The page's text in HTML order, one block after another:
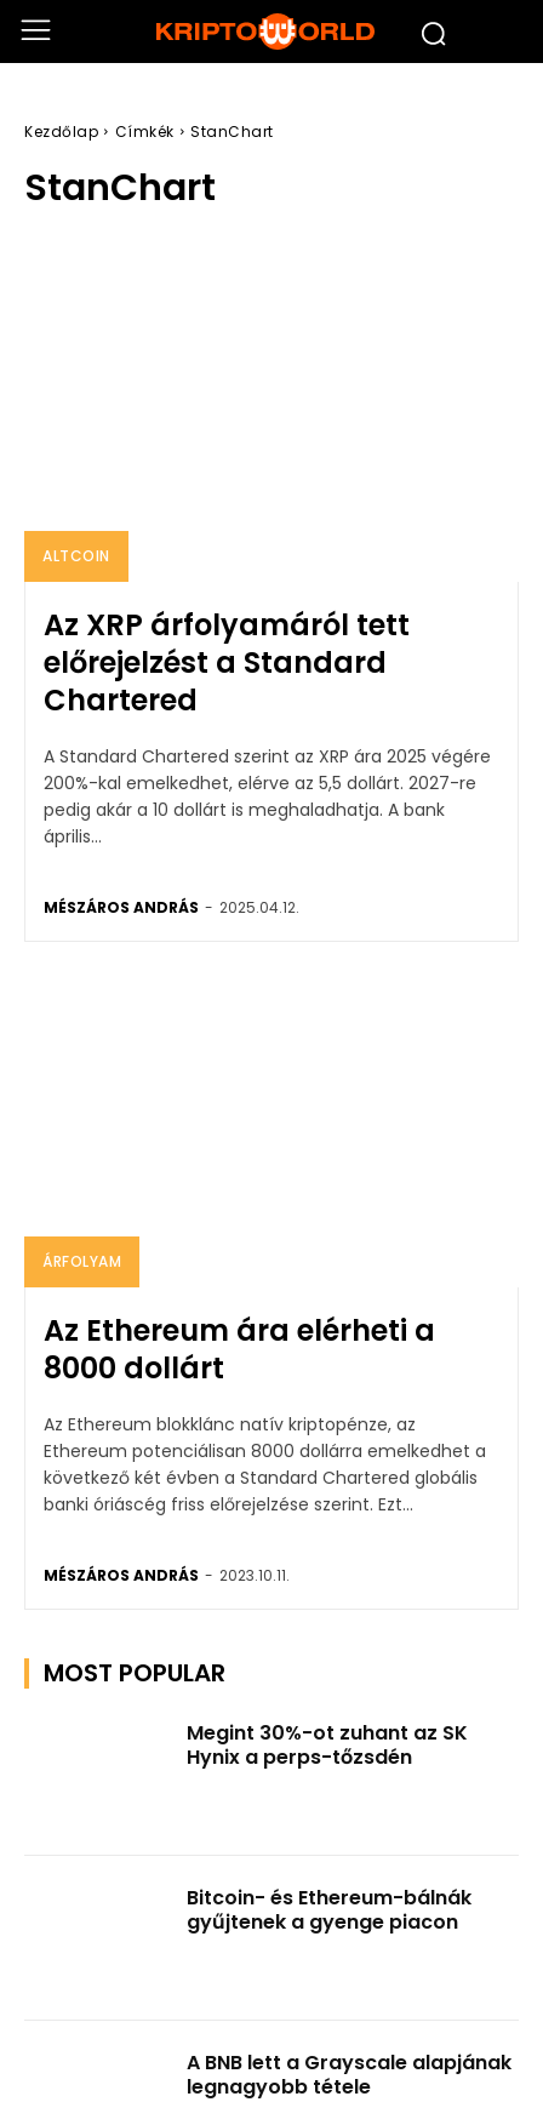
Kezdőlap Címkék StanChart
StanChart
ALTCOIN
Az XRP árfolyamáról tett
előrejelzést a Standard
Chartered
A Standard Chartered szerint az XRP ára 2025 végére
200%-kal emelkedhet, elérve az 5,5 dollárt. 2027-re
pedig akár a 10 dollárt is meghaladhatja. A bank
április...
MÉSZÁROS ANDRÁS - 2025.04.12.
ÁRFOLYAM
Az Ethereum ára elérheti a
8000 dollárt
Az Ethereum blokklánc natív kriptopénze, az
Ethereum potenciálisan 8000 dollárra emelkedhet a
következő két évben a Standard Chartered globális
banki óriáscég friss előrejelzése szerint. Ezt...
MÉSZÁROS ANDRÁS - 2023.10.11.
MOST POPULAR
Megint 30%-ot zuhant az SK
Hynix a perps-tőzsdén
Bitcoin- és Ethereum-bálnák
gyűjtenek a gyenge piacon
A BNB lett a Grayscale alapjának
legnagyobb tétele